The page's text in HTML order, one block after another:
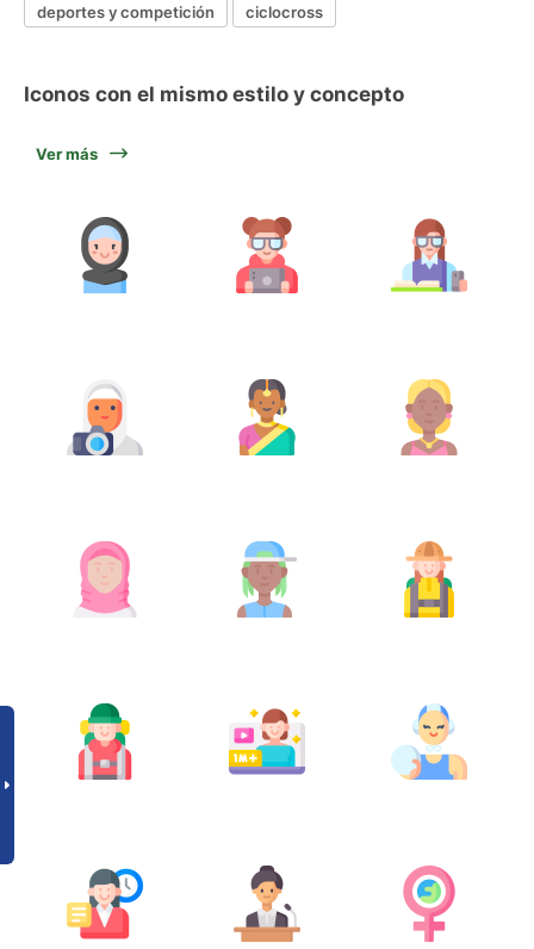
deportes y competición
ciclocross
Iconos con el mismo estilo y concepto
Ver más